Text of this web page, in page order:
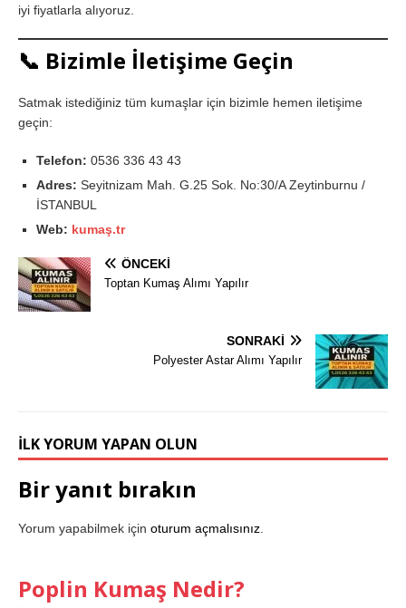
iyi fiyatlarla alıyoruz.
📞 Bizimle İletişime Geçin
Satmak istediğiniz tüm kumaşlar için bizimle hemen iletişime
geçin:
Telefon: 0536 336 43 43
Adres: Seyitnizam Mah. G.25 Sok. No:30/A Zeytinburnu /
İSTANBUL
Web: kumaş.tr
ÖNCEKI
Toptan Kumaş Alımı Yapılır
SONRAKI
Polyester Astar Alımı Yapılır
İLK YORUM YAPAN OLUN
Bir yanıt bırakın
Yorum yapabilmek için oturum açmalısınız
Poplin Kumaş Nedir?